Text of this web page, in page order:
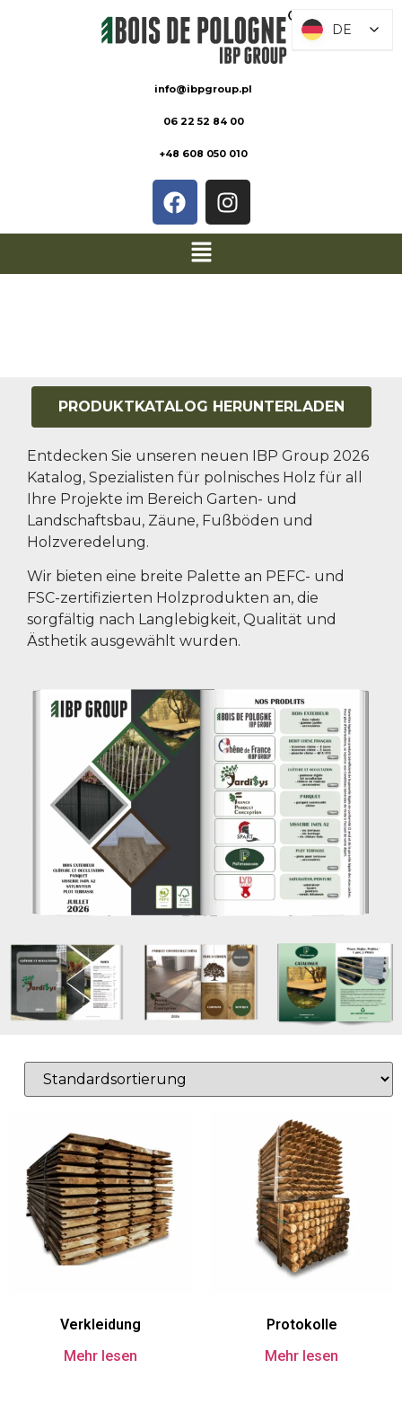
info@ibpgroup.pl
06 22 52 84 00
+48 608 050 010
PRODUKTKATALOG HERUNTERLADEN
Entdecken Sie unseren neuen IBP Group 2026
Katalog, Spezialisten für polnisches Holz für all
Ihre Projekte im Bereich Garten- und
Landschaftsbau, Zäune, Fußböden und
Holzveredelung.
Wir bieten eine breite Palette an PEFC- und
FSC-zertifizierten Holzprodukten an, die
sorgfältig nach Langlebigkeit, Qualität und
Ästhetik ausgewählt wurden.
Verkleidung
Mehr lesen
Protokolle
Mehr lesen
DE
DE